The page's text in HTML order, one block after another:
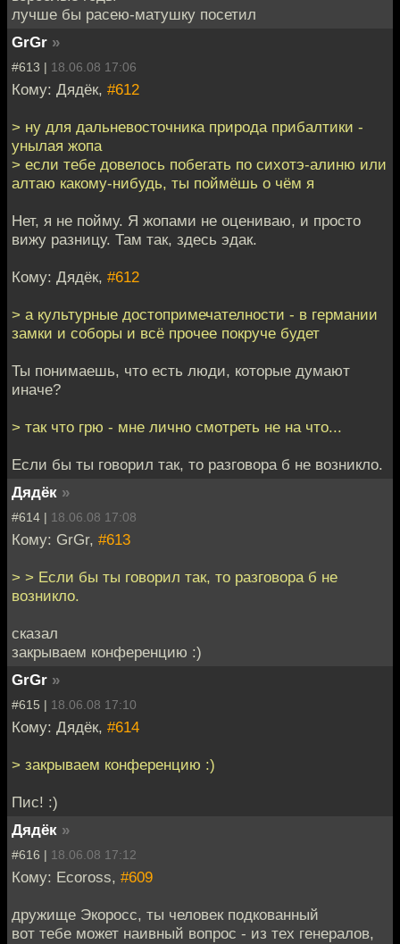
лучше бы расею-матушку посетил
GrGr »
#613 | 18.06.08 17:06
Кому: Дядёк, #612
> ну для дальневосточника природа прибалтики -
унылая жопа
> если тебе довелось побегать по сихотэ-алиню или
алтаю какому-нибудь, ты поймёшь о чём я
Нет, я не пойму. Я жопами не оцениваю, и просто
вижу разницу. Там так, здесь эдак.
Кому: Дядёк, #612
> а культурные достопримечателности - в германии
замки и соборы и всё прочее покруче будет
Ты понимаешь, что есть люди, которые думают
иначе?
> так что грю - мне лично смотреть не на что...
Если бы ты говорил так, то разговора б не возникло.
Дядёк »
#614 | 18.06.08 17:08
Кому: GrGr, #613
> > Если бы ты говорил так, то разговора б не
возникло.
сказал
закрываем конференцию :)
GrGr »
#615 | 18.06.08 17:10
Кому: Дядёк, #614
> закрываем конференцию :)
Пис! :)
Дядёк »
#616 | 18.06.08 17:12
Кому: Ecoross, #609
дружище Экоросс, ты человек подкованный
вот тебе может наивный вопрос - из тех генералов,